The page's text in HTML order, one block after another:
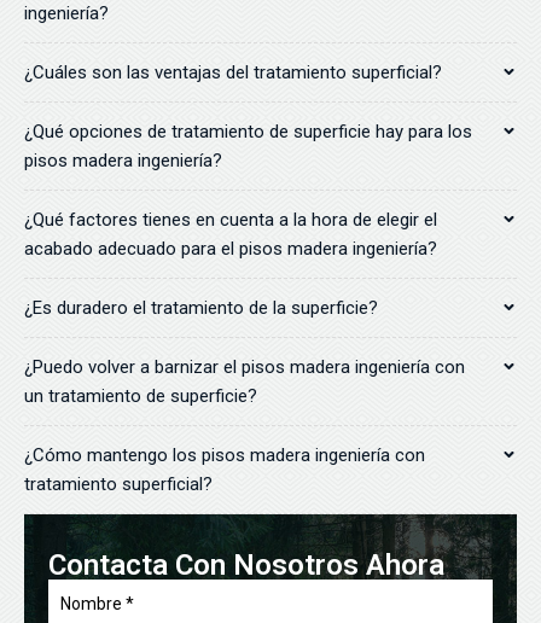
ingeniería?
¿Cuáles son las ventajas del tratamiento superficial?
¿Qué opciones de tratamiento de superficie hay para los
pisos madera ingeniería?
¿Qué factores tienes en cuenta a la hora de elegir el
acabado adecuado para el pisos madera ingeniería?
¿Es duradero el tratamiento de la superficie?
¿Puedo volver a barnizar el pisos madera ingeniería con
un tratamiento de superficie?
¿Cómo mantengo los pisos madera ingeniería con
tratamiento superficial?
Contacta Con Nosotros Ahora